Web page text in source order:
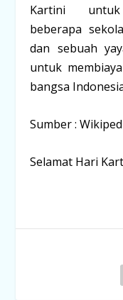
Kartini
beberapa
dan sebuah
untuk
bangsa
Sumber :
Selamat Hari